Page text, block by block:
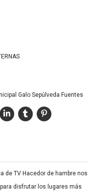
Galo Sepúlveda Fuentes
de TV Hacedor de hambre nos
disfrutar los lugares más